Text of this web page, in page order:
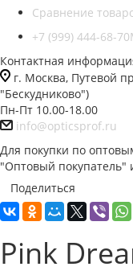
Сравнение
+7 (999) 444-68-70
Контактная
г. Москва, Путевой
"Бескудниково")
Пн-Пт 10.00-18.00
info@opticsprof.ru
Для покупки по
"Оптовый покупатель"
Поделиться
Pink